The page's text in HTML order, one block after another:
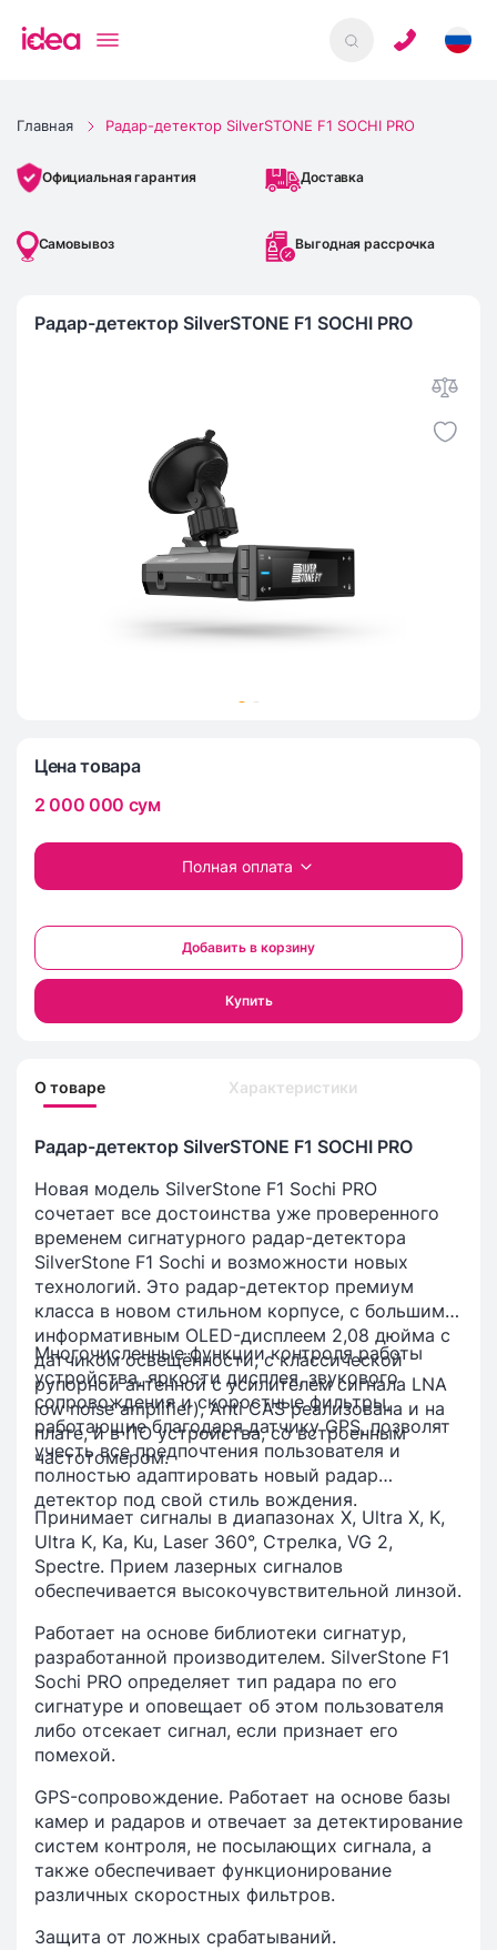
Главная Радар-детектор SilverSTONE F1 SOCHI PRO
Официальная гарантия Доставка
Самовывоз Выгодная рассрочка
Радар-детектор SilverSTONE F1 SOCHI PRO
Цена товара
2 000 000 сум
Полная оплата
Добавить в корзину
Купить
О товаре Характеристики
Радар-детектор SilverSTONE F1 SOCHI PRO
Новая модель SilverStone F1 Sochi PRO
сочетает все достоинства уже проверенного
временем сигнатурного радар-детектора
SilverStone F1 Sochi и возможности новых
технологий. Это радар-детектор премиум
класса в новом стильном корпусе, с большим
информативным OLED-дисплеем 2,08 дюйма с
датчиком освещённости, с классической
рупорной антенной с усилителем сигнала LNA
low noise amplifier), Anti CAS реализована и на
плате, и в ПО устройства, со встроенным
частотомером.
Многочисленные функции контроля работы
устройства, яркости дисплея, звукового
сопровождения и скоростные фильтры,
работающие благодаря датчику GPS, позволят
учесть все предпочтения пользователя и
полностью адаптировать новый радар
детектор под свой стиль вождения.
Принимает сигналы в диапазонах X, Ultra X, K,
Ultra K, Ka, Ku, Laser 360°, Стрелка, VG 2,
Spectre. Прием лазерных сигналов
обеспечивается высокочувствительной линзой.
Работает на основе библиотеки сигнатур,
разработанной производителем. SilverStone F1
Sochi PRO определяет тип радара по его
сигнатуре и оповещает об этом пользователя
либо отсекает сигнал, если признает его
помехой.
GPS-сопровождение. Работает на основе базы
камер и радаров и отвечает за детектирование
систем контроля, не посылающих сигнала, а
также обеспечивает функционирование
различных скоростных фильтров.
Защита от ложных срабатываний.